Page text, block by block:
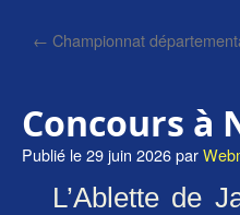
← Championnat
Concours à
Publié le29 juin 2026par
L’Ablette de